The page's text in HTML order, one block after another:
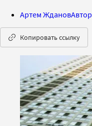
Артем ЖдановАвтор
Копировать ссылку